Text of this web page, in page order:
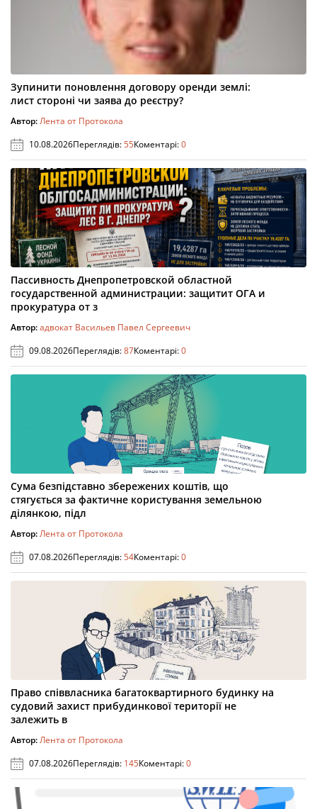
Зупинити поновлення договору оренди землі:
лист стороні чи заява до реєстру?
Автор:Лента от Протокола
10.08.2026Переглядів:55Коментарі:0
Пассивность Днепропетровской областной
государственной администрации: защитит ОГА и
прокуратура от з
Автор:адвокат Васильев Павел Сергеевич
09.08.2026Переглядів:87Коментарі:0
Сума безпідставно збережених коштів, що
стягується за фактичне користування земельною
ділянкою, підл
Автор:Лента от Протокола
07.08.2026Переглядів:54Коментарі:0
Право співвласника багатоквартирного будинку на
судовий захист прибудинкової території не
залежить в
Автор:Лента от Протокола
07.08.2026Переглядів: 145Коментарі:0